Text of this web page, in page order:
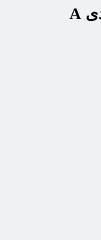
تجاری و ادرای الماس غرب ورودی A